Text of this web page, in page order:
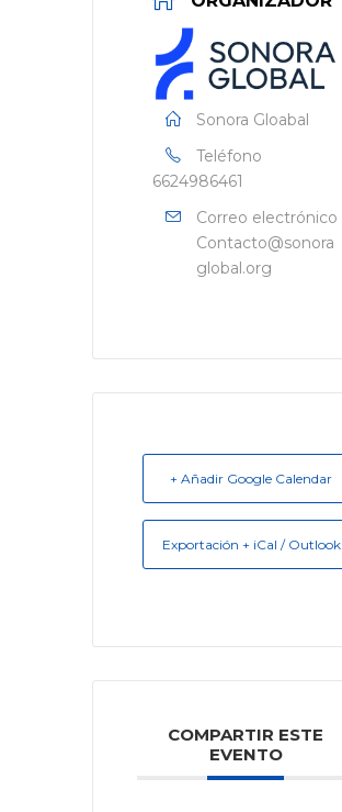
Sonora Gloabal
Teléfono
6624986461
Correo electrónico
Contacto@sonora
global.org
+ Añadir Google Calendar
Exportación + iCal / Outlook
COMPARTIR ESTE
EVENTO